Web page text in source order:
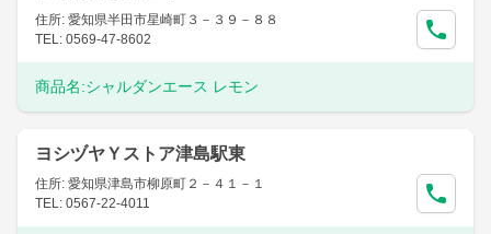
住所: 愛知県半田市星崎町３－３９－８８
TEL: 0569-47-8602
商品名:シャルダンエース レモン
ヨシヅヤＹストア津島駅東
住所: 愛知県津島市柳原町２－４１－１
TEL: 0567-22-4011